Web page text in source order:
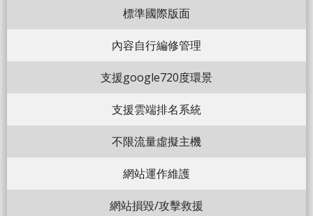
標準國際版面
內容自行編修管理
支援google720度環景
支援雲端排名系統
不限流量虛擬主機
網站運作維護
網站損毀/攻擊救援